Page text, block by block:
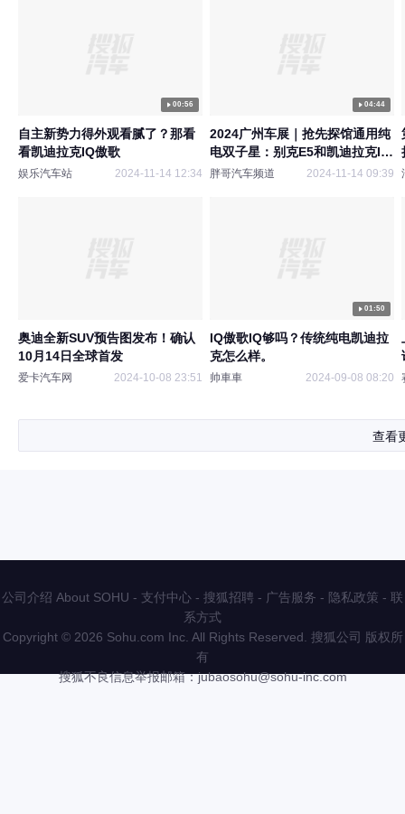
00:56
自主新势力得外观看腻了？那看
看凯迪拉克IQ傲歌
娱乐汽车站 2024-11-14 12:34
04:44
2024广州车展｜抢先探馆通用纯
电双子星：别克E5和凯迪拉克IQ
傲歌
胖哥汽车频道 2024-11-14 09:39
奥迪全新SUV预告图发布！确认
10月14日全球首发
爱卡汽车网 2024-10-08 23:51
01:50
IQ傲歌IQ够吗？传统纯电凯迪拉
克怎么样。
帅車車 2024-09-08 08:20
查看
公司介绍 About SOHU - 支付中心 - 搜狐招聘 - 广告服务 - 隐私政策 - 联
系方式
Copyright © 2026 Sohu.com Inc. All Rights Reserved. 搜狐公司 版权所
有
搜狐不良信息举报邮箱：jubaosohu@sohu-inc.com